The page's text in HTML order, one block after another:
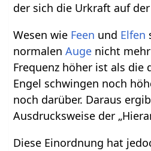
der sich die Urkraft auf der
Wesen wie Feen und Elfen
normalenAuge nicht
Frequenz höher ist als die
Engel schwingen noch
noch darüber. Daraus
Ausdrucksweise der
Diese Einordnung hat